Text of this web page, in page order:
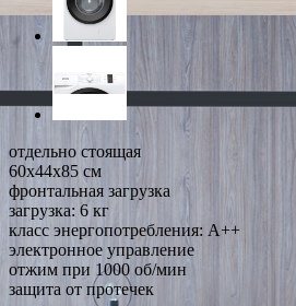
отдельно стоящая
60x44x85 см
фронтальная загрузка
загрузка: 6 кг
класс энергопотребления: A++
электронное управление
отжим при 1000 об/мин
защита от протечек